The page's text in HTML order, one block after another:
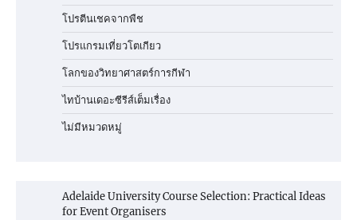
โปรตีนเชคจากพืช
โปรแกรมเที่ยวโตเกียว
โลกของวิทยาศาสตร์การกีฬา
ไทบ้านเดอะซีรีส์เต็มเรื่อง
ไม่มีหมวดหมู่
Adelaide University Course Selection: Practical Ideas
for Event Organisers